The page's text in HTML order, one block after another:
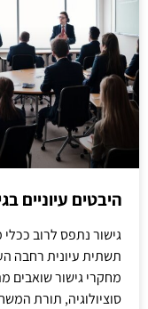
היבטים עיוניים
גישור נתפס לרוב
תשתית עיונית רחבה
מחקרי גישור שואבים
סוציולוגיה, תורת